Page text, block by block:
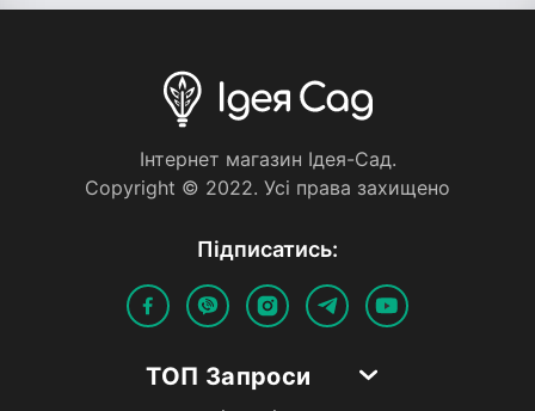
Iнтернет магазин Iдея-Сад.
Copyright © 2022. Усi права захищено
Пiдписатись:
ТОП Запроси